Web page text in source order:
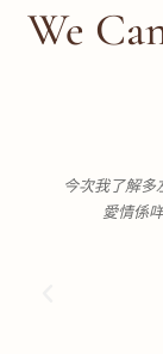
We
今次我了解多
愛情係